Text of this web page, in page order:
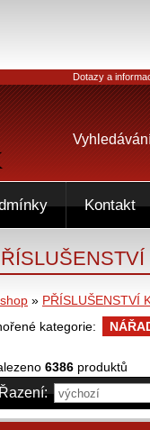
» PŘÍSLUŠENSTVÍ
kategorie:
6386 produktů
Dotazy a
Kontakt